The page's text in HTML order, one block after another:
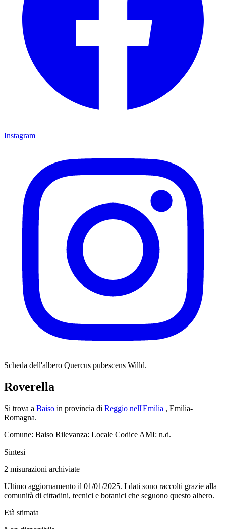
Instagram
Scheda dell'albero Quercus pubescens Willd.
Roverella
Si trova a Baiso in provincia di Reggio nell'Emilia , Emilia-
Romagna.
Comune: Baiso Rilevanza: Locale Codice AMI: n.d.
Sintesi
2 misurazioni archiviate
Ultimo aggiornamento il 01/01/2025. I dati sono raccolti grazie alla
comunità di cittadini, tecnici e botanici che seguono questo albero.
Età stimata